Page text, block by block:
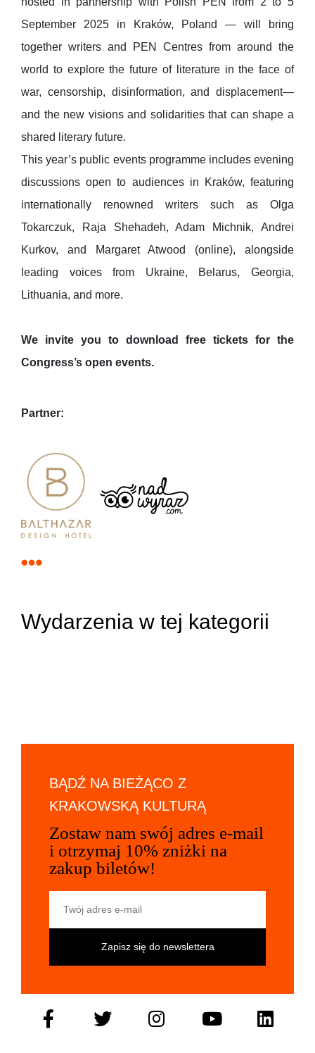
September 2025 in Kraków, Poland — will bring
together writers and PEN Centres from around the
world to explore the future of literature in the face of
war, censorship, disinformation, and displacement—
and the new visions and solidarities that can shape a
shared literary future.
This year’s public events programme includes evening
discussions open to audiences in Kraków, featuring
internationally renowned writers such as Olga
Tokarczuk, Raja Shehadeh, Adam Michnik, Andrei
Kurkov, and Margaret Atwood (online), alongside
leading voices from Ukraine, Belarus, Georgia,
Lithuania, and more.
We invite you to download free tickets for the
Congress’s open events.
Partner:
Wydarzenia w tej kategorii
BĄDŹ NA BIEŻĄCO Z
KRAKOWSKĄ KULTURĄ
Zostaw nam swój adres e-mail
i otrzymaj 10% zniżki na
zakup biletów!